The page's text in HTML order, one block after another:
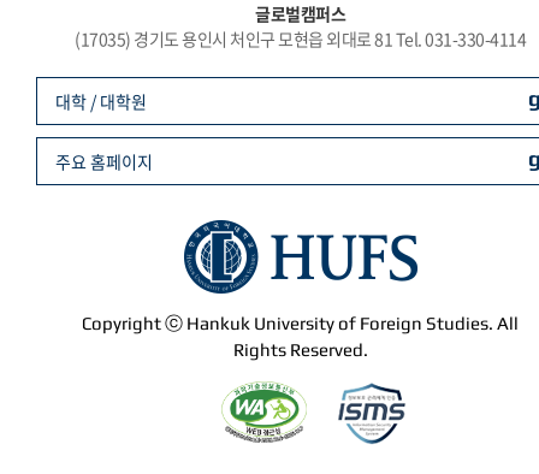
글로벌캠퍼스
(17035) 경기도 용인시 처인구 모현읍 외대로 81 Tel. 031-330-4114
Copyright ⓒ Hankuk University of Foreign Studies. All
Rights Reserved.
대학 / 대학원
주요 홈페이지